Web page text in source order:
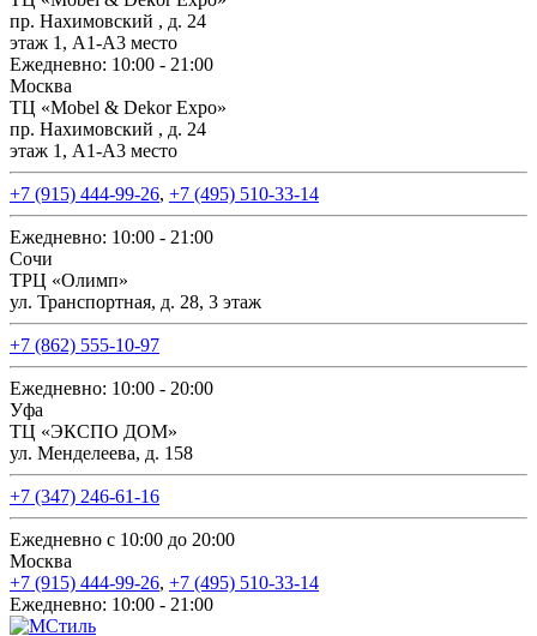
пр. Нахимовский , д. 24
этаж 1, А1-А3 место
Ежедневно: 10:00 - 21:00
Москва
ТЦ «Mobel & Dekor Expo»
пр. Нахимовский , д. 24
этаж 1, А1-А3 место
+7 (915) 444-99-26, +7 (495) 510-33-14
Ежедневно: 10:00 - 21:00
Сочи
ТРЦ «Олимп»
ул. Транспортная, д. 28, 3 этаж
+7 (862) 555-10-97
Ежедневно: 10:00 - 20:00
Уфа
ТЦ «ЭКСПО ДОМ»
ул. Менделеева, д. 158
+7 (347) 246-61-16
Ежедневно с 10:00 до 20:00
Москва
+7 (915) 444-99-26, +7 (495) 510-33-14
Ежедневно: 10:00 - 21:00